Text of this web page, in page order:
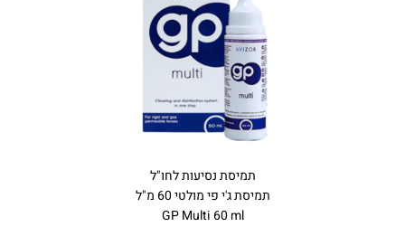
תמיסת נסיעות לחו"ל
תמיסת ג'י פי מולטי 60 מ"ל
GP Multi 60 ml